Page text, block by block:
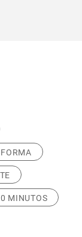
MINUTOS